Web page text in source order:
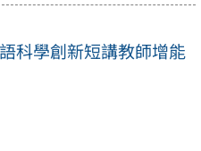
科學創新短講教師增能